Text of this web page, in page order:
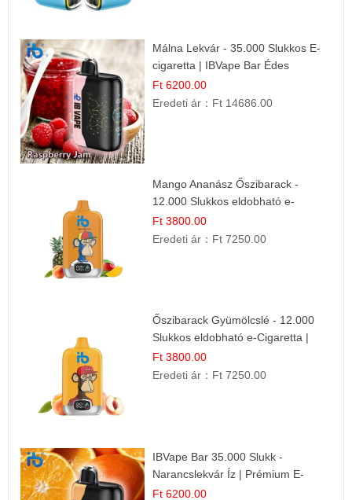
Málna Lekvár - 35.000 Slukkos E-
cigaretta | IBVape Bar Édes
Gyümölcs Íz
Ft 6200.00
Eredeti ár： Ft 14686.00
Mango Ananász Őszibarack -
12.000 Slukkos eldobható e-
Cigaretta
Ft 3800.00
Eredeti ár： Ft 7250.00
Őszibarack Gyümölcslé - 12.000
Slukkos eldobható e-Cigaretta |
Friss Gyümölcs Íz
Ft 3800.00
Eredeti ár： Ft 7250.00
IBVape Bar 35.000 Slukk -
Narancslekvár Íz | Prémium E-
cigaretta
Ft 6200.00